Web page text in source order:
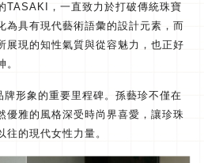
TASAKI， 一直致力於打破傳統珠寶
為具有現代藝術語彙的設計元素， 而
現的知性氣質與從容魅力， 也正好
形象的重要里程碑。 孫藝珍不僅在
優雅的風格深受時尚界喜愛， 讓珍珠
的現代女性力量。